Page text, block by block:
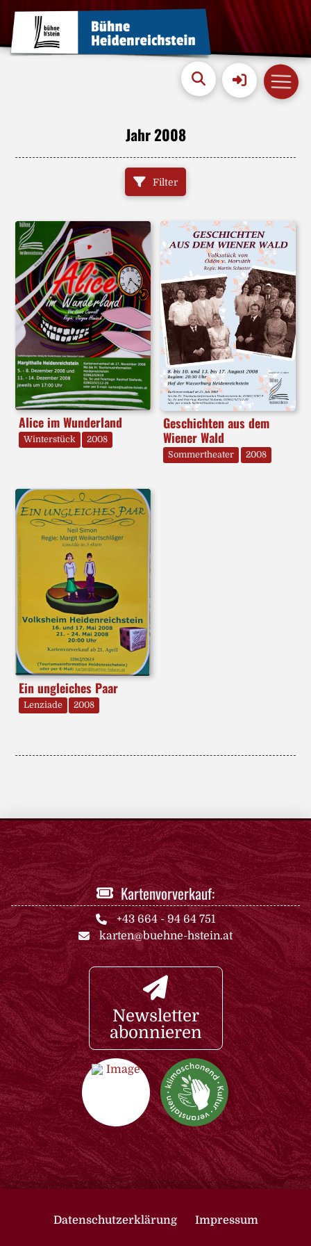
Jahr 2008
Filter
Alice im Wunderland
Winterstück 2008
Geschichten aus dem
Wiener Wald
Sommertheater 2008
Ein ungleiches Paar
Lenziade 2008
Kartenvorverkauf:
+43 664 - 94 64 751
karten@buehne-hstein.at
Newsletter
abonnieren
Datenschutzerklärung Impressum